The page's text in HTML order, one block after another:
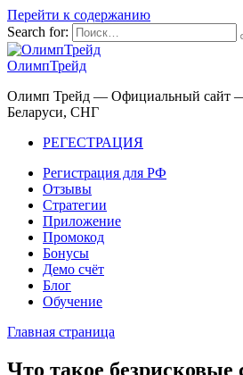
Перейти к содержанию
Search for:
ОлимпТрейд
Олимп Трейд — Официальный сайт —
Беларуси, СНГ
РЕГЕСТРАЦИЯ
Регистрация для РФ
Отзывы
Стратегии
Приложение
Промокод
Бонусы
Демо счёт
Блог
Обучение
Главная страница
Что такое безрисковые